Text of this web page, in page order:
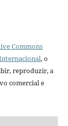
Commons
, o
reproduzir, a
comercial e